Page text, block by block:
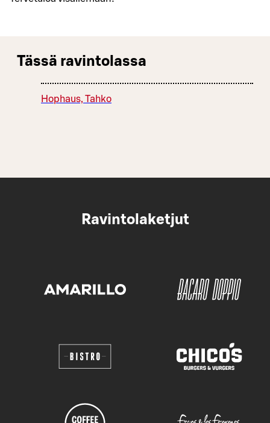
Tässä ravintolassa
Hophaus, Tahko
Ravintolaketjut